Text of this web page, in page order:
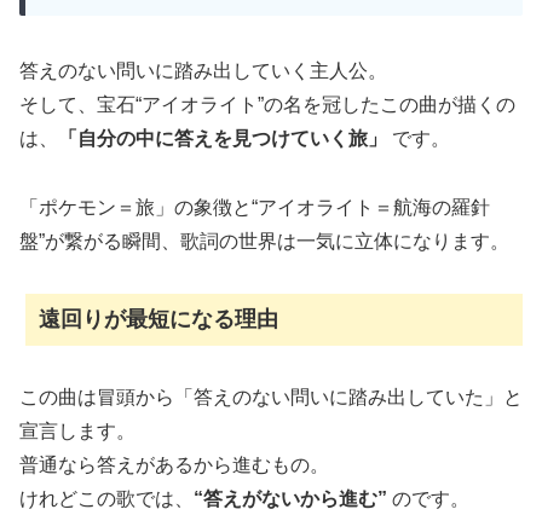
答えのない問いに踏み出していく主人公。
そして、宝石“アイオライト”の名を冠したこの曲が描くの
は、
「自分の中に答えを見つけていく旅」 です。
「ポケモン＝旅」の象徴と“アイオライト＝航海の羅針
盤”が繋がる瞬間、歌詞の世界は一気に立体になります。
遠回りが最短になる理由
この曲は冒頭から「答えのない問いに踏み出していた」と
宣言します。
普通なら答えがあるから進むもの。
けれどこの歌では、 “答えがないから進む” のです。